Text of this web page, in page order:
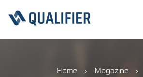
Home Magazine